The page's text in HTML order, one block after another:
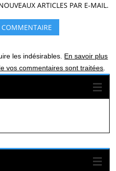
ARTICLES PAR E-MAIL.
les indésirables. En savoir plus
vos commentaires sont traitées.